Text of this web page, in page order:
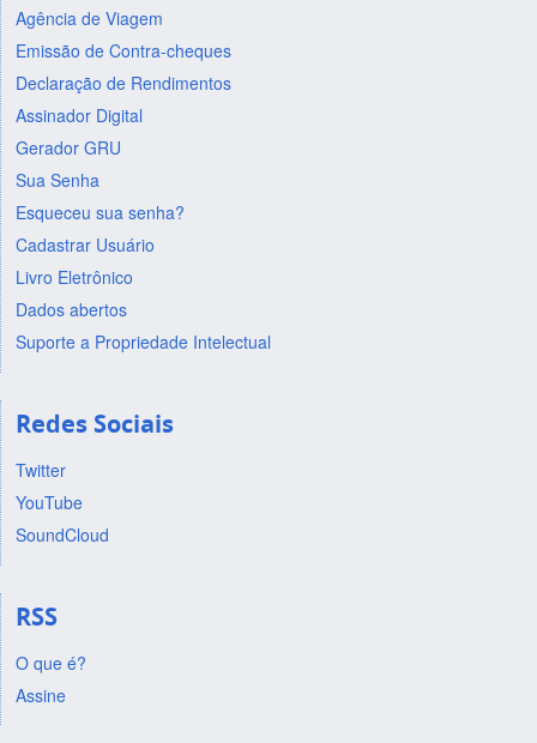
Agência de Viagem
Emissão de Contra-cheques
Declaração de Rendimentos
Assinador Digital
Gerador GRU
Sua Senha
Esqueceu sua senha?
Cadastrar Usuário
Livro Eletrônico
Dados abertos
Suporte a Propriedade Intelectual
Redes Sociais
Twitter
YouTube
SoundCloud
RSS
O que é?
Assine